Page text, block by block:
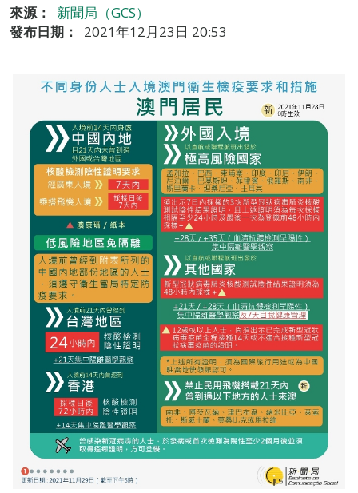
來源：
新聞局（GCS）
發布日期：
2021年12月23日 20:53